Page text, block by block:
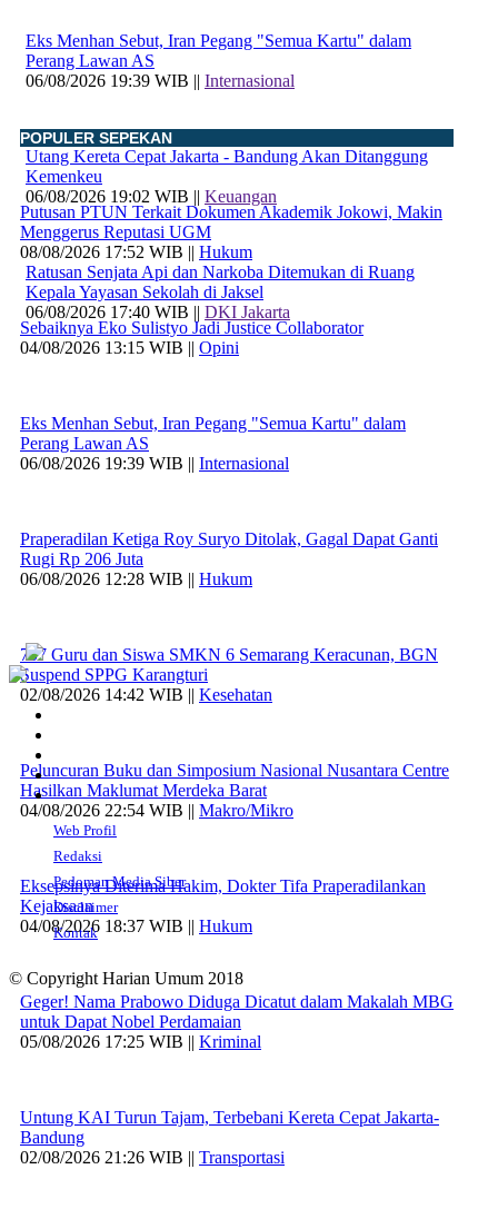
Eks Menhan Sebut, Iran Pegang "Semua Kartu" dalam
Perang Lawan AS
06/08/2026 19:39 WIB || Internasional
Utang Kereta Cepat Jakarta - Bandung Akan Ditanggung
Kemenkeu
06/08/2026 19:02 WIB || Keuangan
Ratusan Senjata Api dan Narkoba Ditemukan di Ruang
Kepala Yayasan Sekolah di Jaksel
06/08/2026 17:40 WIB || DKI Jakarta
POPULER SEPEKAN
Putusan PTUN Terkait Dokumen Akademik Jokowi, Makin
Menggerus Reputasi UGM
08/08/2026 17:52 WIB || Hukum
Sebaiknya Eko Sulistyo Jadi Justice Collaborator
04/08/2026 13:15 WIB || Opini
Eks Menhan Sebut, Iran Pegang "Semua Kartu" dalam
Perang Lawan AS
06/08/2026 19:39 WIB || Internasional
Praperadilan Ketiga Roy Suryo Ditolak, Gagal Dapat Ganti
Rugi Rp 206 Juta
06/08/2026 12:28 WIB || Hukum
707 Guru dan Siswa SMKN 6 Semarang Keracunan, BGN
Suspend SPPG Karangturi
02/08/2026 14:42 WIB || Kesehatan
Peluncuran Buku dan Simposium Nasional Nusantara Centre
Hasilkan Maklumat Merdeka Barat
04/08/2026 22:54 WIB || Makro/Mikro
Eksepsinya Diterima Hakim, Dokter Tifa Praperadilankan
Kejaksaan
04/08/2026 18:37 WIB || Hukum
Geger! Nama Prabowo Diduga Dicatut dalam Makalah MBG
untuk Dapat Nobel Perdamaian
05/08/2026 17:25 WIB || Kriminal
Untung KAI Turun Tajam, Terbebani Kereta Cepat Jakarta-
Bandung
02/08/2026 21:26 WIB || Transportasi
Web Profil
Redaksi
Pedoman Media Siber
Disclaimer
Kontak
© Copyright Harian Umum 2018